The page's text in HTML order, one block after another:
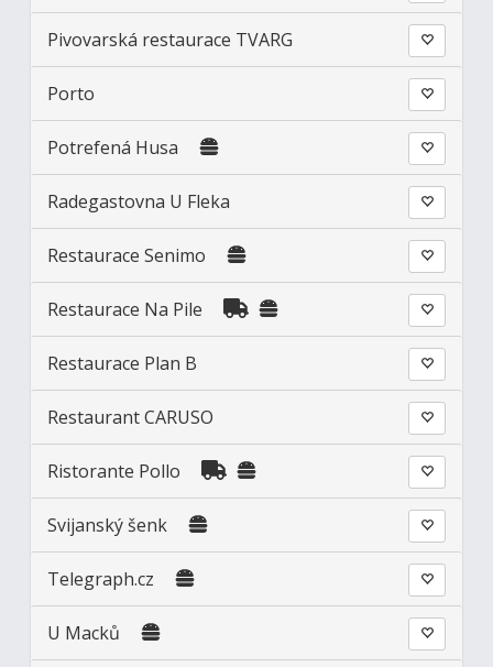
Pivovarská restaurace TVARG
Porto
Potrefená Husa
Radegastovna U Fleka
Restaurace Senimo
Restaurace Na Pile
Restaurace Plan B
Restaurant CARUSO
Ristorante Pollo
Svijanský šenk
Telegraph.cz
U Macků